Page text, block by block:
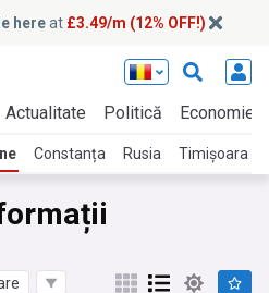
hereat £3.49/m (12% OFF!)
Actualitate Politică Economie
Constanța Rusia Timișoara